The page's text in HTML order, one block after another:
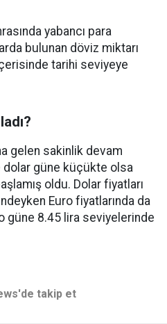
yabancı para
bulunan döviz miktarı
tarihi seviyeye
gelen sakinlik devam
güne küçükte olsa
oldu. Dolar fiyatları
Euro fiyatlarında da
güne 8.45 lira seviyelerinde
takip et